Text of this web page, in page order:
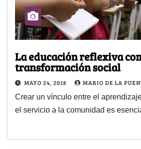
La educación reflexiva
transformación social
MAYO 24, 2018 MARIO DE LA
Crear un vínculo entre el
el servicio a la comunidad es